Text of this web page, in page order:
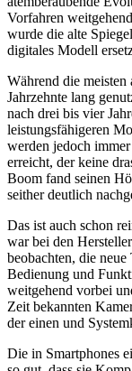
Vorfahren
wurde die alte
digitales Modell
Während die meisten
Jahrzehnte lang
nach drei bis vier
leistungsfähigeren
werden jedoch
erreicht, der keine
Boom fand seinen
seither deutlich
Das ist auch schon
war bei den
beobachten, die
Bedienung und
weitgehend vorbei
Zeit bekannten
der einen und
Die in Smartphones